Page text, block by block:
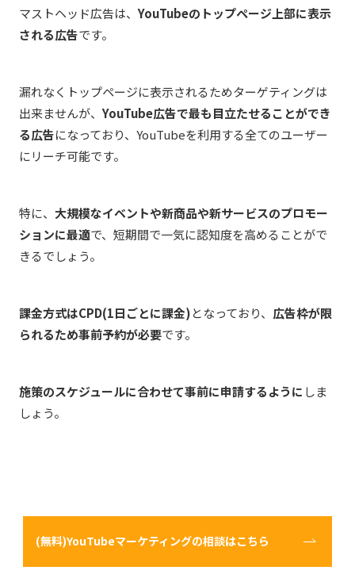
マストヘッド広告は、YouTubeのトップページ上部に表示
される広告です。
漏れなくトップページに表示されるためターゲティングは
出来ませんが、YouTube広告で最も目立たせることができ
る広告になっており、YouTubeを利用する全てのユーザー
にリーチ可能です。
特に、 大規模なイベントや新商品や新サービスのプロモー
ションに最適で、短期間で一気に認知度を高めることがで
きるでしょう。
課金方式はCPD(1日ごとに課金)となっており、 広告枠が限
られるため事前予約が必要です。
施策のスケジュールに合わせて事前に申請するように しま
しょう。
(無料)YouTubeマーケティングの相談はこちら